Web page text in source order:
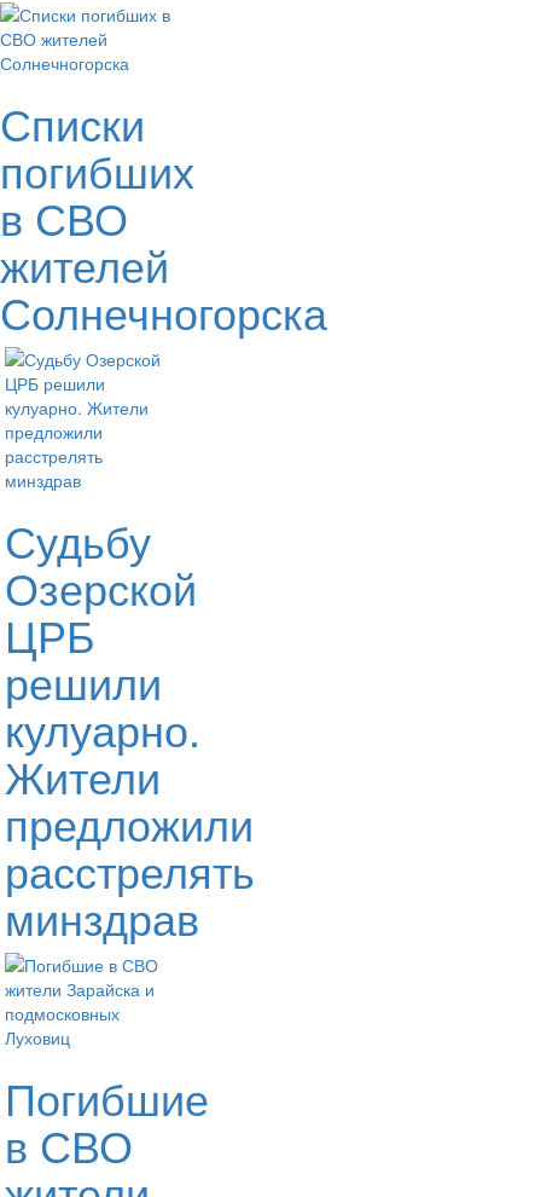
Списки
погибших
в СВО
жителей
Солнечногорска
Судьбу
Озерской
ЦРБ
решили
кулуарно.
Жители
предложили
расстрелять
минздрав
Погибшие
в СВО